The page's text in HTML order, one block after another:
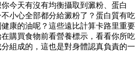
今天有沒有均衡攝取到澱粉、蛋白
小心全部都分給澱粉了？蛋白質有吃
康的油呢？這些遠比計算卡路里重要
購買食物前看營養標示，看看你所吃
組成的，這也是對身體認真負責的一